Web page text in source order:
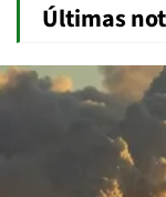
Últimas